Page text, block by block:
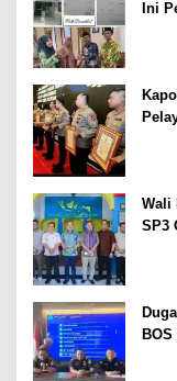
Ini
Wali
SP3